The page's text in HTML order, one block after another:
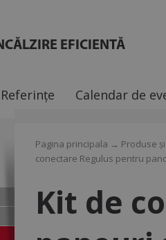
EFICIENTĂ
Referințe Calendar de
Pagina principala → Produse
conectare Regulus pentru
Kit de